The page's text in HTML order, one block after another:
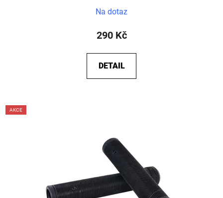
Na dotaz
290 Kč
DETAIL
AKCE